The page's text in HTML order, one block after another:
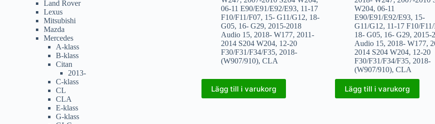
06-11 E90/E91/E92/E93, 11-17
F10/F11/F07, 15- G11/G12, 18-
G05, 16- G29, 2015-2018
Audio 15, 2018- W177, 2011-
2014 S204 W204, 12-20
F30/F31/F34/F35, 2018-
(W907/910), CLA
Lägg till i varukorg
W204, 06-11
E90/E91/E92/E93, 15-
G11/G12, 11-17 F10/
18- G05, 16- G29, 2015-
Audio 15, 2018- W177,
2014 S204 W204, 12-20
F30/F31/F34/F35, 2018-
(W907/910), CLA
Lägg till i varukorg
Land Rover
Lexus
Mitsubishi
Mazda
Mercedes
A-klass
B-klass
Citan
2013-
C-klass
CL
CLA
E-klass
G-klass